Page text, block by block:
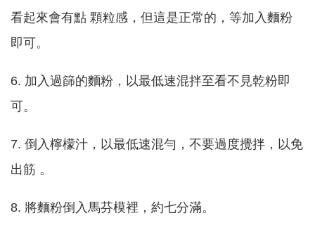
看起來會有點 顆粒感，但這是正常的，等加入麵粉
即可。
6. 加入過篩的麵粉，以最低速混拌至看不見乾粉即
可。
7. 倒入檸檬汁，以最低速混勻，不要過度攪拌，以免
出筋 。
8. 將麵粉倒入馬芬模裡，約七分滿。